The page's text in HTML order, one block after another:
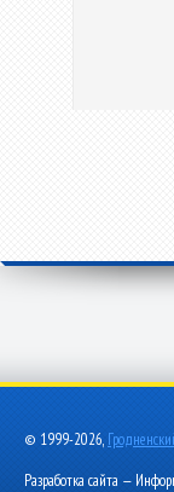
© 1999-2026,
Разработка сайта —